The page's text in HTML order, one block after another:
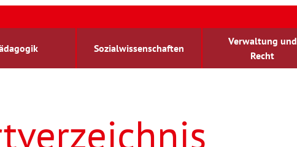
Sozialwissenschaften
Verwaltung und
Recht